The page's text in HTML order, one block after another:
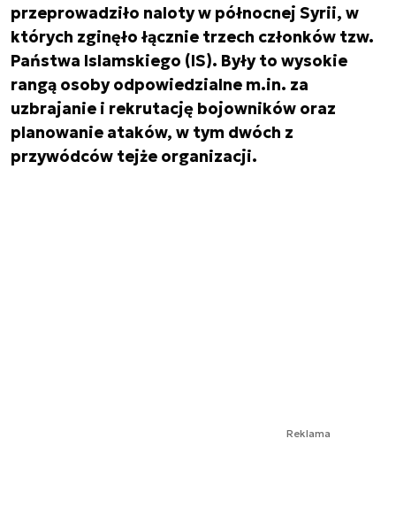
przeprowadziło naloty w północnej Syrii, w
których zginęło łącznie trzech członków tzw.
Państwa Islamskiego (IS). Były to wysokie
rangą osoby odpowiedzialne m.in. za
uzbrajanie i rekrutację bojowników oraz
planowanie ataków, w tym dwóch z
przywódców tejże organizacji.
Reklama